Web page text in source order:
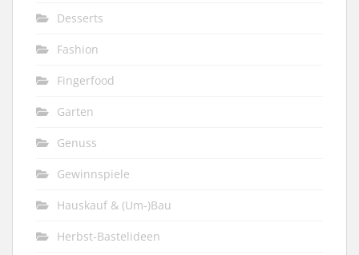
Desserts
Fashion
Fingerfood
Garten
Genuss
Gewinnspiele
Hauskauf & (Um-)Bau
Herbst-Bastelideen